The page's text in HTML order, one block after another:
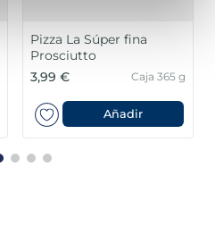
Pizza La Súper fina
Prosciutto
3,99 €
Caja 365 g
Añadir